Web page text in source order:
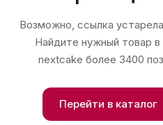
Возможно, ссылка
Найдите нужный товар в
nextcake более 3400
Перейти в каталог